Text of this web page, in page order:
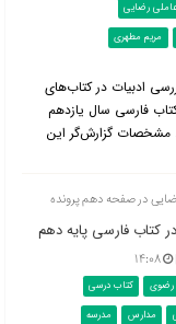
رضایی
مریم مطهری
ادبیات در کتاب‌‌های
فارسی سال یازدهم
مشخصات گزارش‌گر این
در صفحه دهم پرونده
کتاب فارسی پایه دهم
۱۴:۰۸
رضوی
کتاب درسی
مدارس
مدرسه